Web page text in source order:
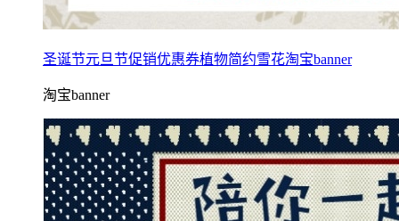
圣诞节元旦节促销优惠券植物简约雪花淘宝banner
淘宝banner